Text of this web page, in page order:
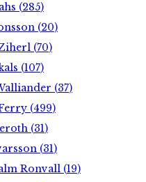
(285)
(20)
(70)
(107)
(37)
(499)
(31)
(31)
Ronvall (19)